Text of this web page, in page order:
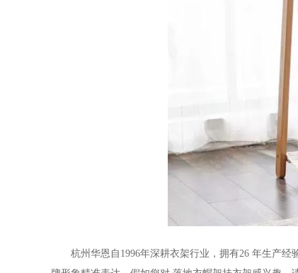
杭州华恩自 1996年深耕衣架行业，拥有26 年生产经